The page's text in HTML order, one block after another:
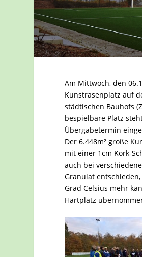
Am Mittwoch, den
Kunstrasenplatz auf
städtischen Bauhofs
bespielbare Platz
Übergabetermin
Der 6.448m² große
mit einer 1cm Kork-
auch bei
Granulat
Grad Celsius mehr
Hartplatz